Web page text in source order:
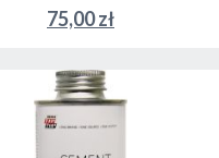
75,00 zł